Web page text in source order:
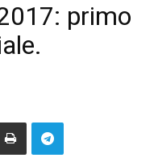
primo